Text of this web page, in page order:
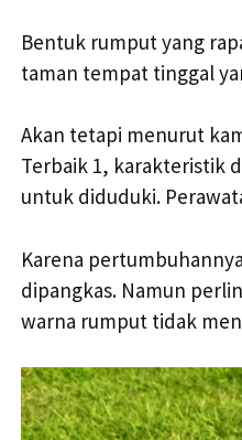
Bentuk rumput yang
taman tempat tinggal
Akan tetapi menurut
Terbaik 1, karakteristik
untuk diduduki.
Karena
dipangkas. Namun
warna rumput tidak